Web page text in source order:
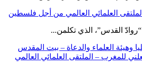
العلمائي العالمي من أجل فلسطين
القدس”، الذي تكلمن...
وهيئة العلماء والدعاة – بيت المقدس
للمغرب – الملتقى العلمائي العالمي